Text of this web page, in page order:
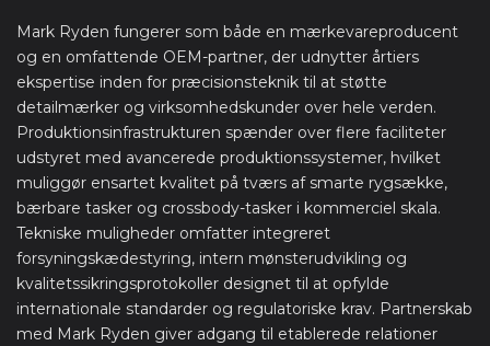
Mark Ryden fungerer som både en mærkevareproducent
og en omfattende OEM-partner, der udnytter årtiers
ekspertise inden for præcisionsteknik til at støtte
detailmærker og virksomhedskunder over hele verden.
Produktionsinfrastrukturen spænder over flere faciliteter
udstyret med avancerede produktionssystemer, hvilket
muliggør ensartet kvalitet på tværs af smarte rygsække,
bærbare tasker og crossbody-tasker i kommerciel skala.
Tekniske muligheder omfatter integreret
forsyningskædestyring, intern mønsterudvikling og
kvalitetssikringsprotokoller designet til at opfylde
internationale standarder og regulatoriske krav. Partnerskab
med Mark Ryden giver adgang til etablerede relationer